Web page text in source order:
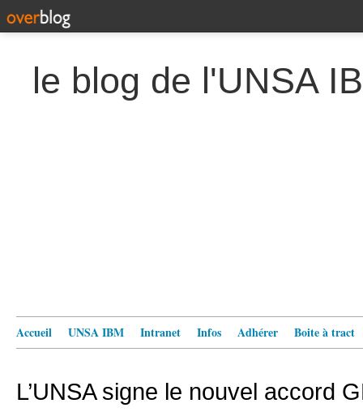
le blog de l'UNSA
Accueil UNSA IBM Intranet Infos Adhérer Boite à tract
L’UNSA signe le nouvel accord